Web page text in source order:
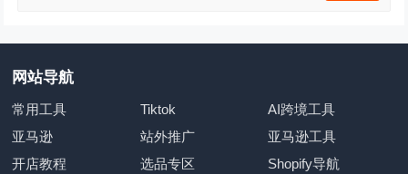
网站导航
常用工具 Tiktok
AI跨境工具
亚马逊
站外推广
亚马逊工具
开店教程
选品专区
Shopify导航